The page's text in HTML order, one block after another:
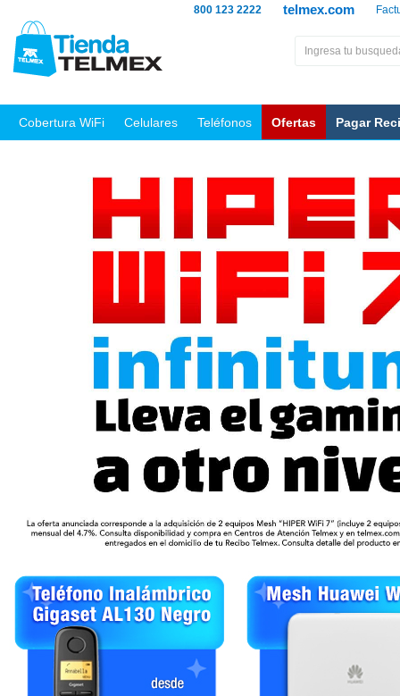
telmex.com
800 123 2222
Cobertura WiFi Celulares Teléfonos Ofertas Pagar